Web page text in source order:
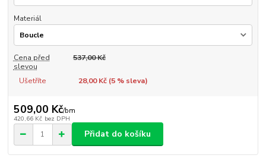
Materiál
Cena před
slevou
537,00 Kč
Ušetříte 28,00 Kč (5% sleva)
509,00 Kč/bm
420,66 Kč bez DPH
Přidat do košíku